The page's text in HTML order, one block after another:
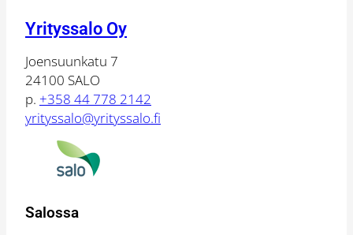
Yrityssalo Oy
Joensuunkatu 7
24100 SALO
p. +358 44 778 2142
yrityssalo@yrityssalo.fi
Salossa